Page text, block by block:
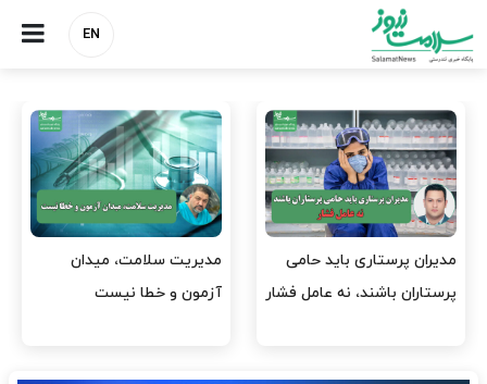
EN
وقت وزیر بهداشت باید صرف
افتتاح پروژه‌ها شود؟
واردات دارو و کالاهای اساسی
باید در اولویت تخصیص ارز